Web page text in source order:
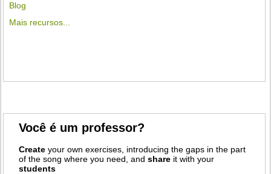
Blog
Mais recursos...
Você é um professor?
Create your own exercises, introducing the gaps in the part
of the song where you need, andshare it with your
students